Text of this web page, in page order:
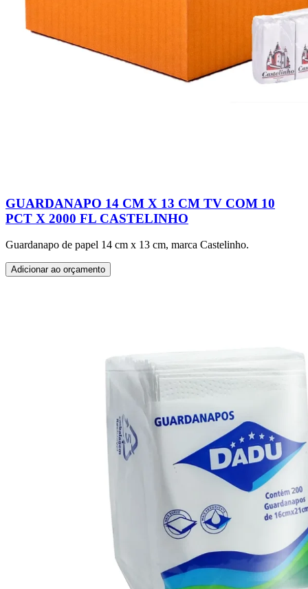
GUARDANAPO 14 CM X 13 CM TV COM 10
PCT X 2000 FL CASTELINHO
Guardanapo de papel 14 cm x 13 cm, marca Castelinho.
Adicionar ao orçamento